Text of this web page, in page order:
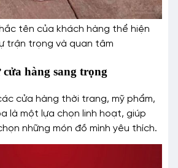
tên của khách hàng thể hiện
trận trọng và quan tâm
hàng sang trọng
cửa hàng thời trang, mỹ phẩm,
là một lựa chọn linh hoạt, giúp
những món đồ mình yêu thích.